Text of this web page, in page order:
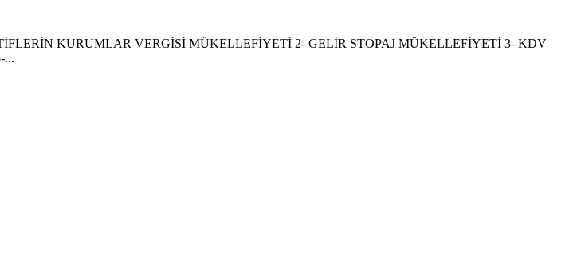
KURUMLAR VERGİSİ MÜKELLEFİYETİ 2- GELİR STOPAJ MÜKELLEFİYETİ 3- KDV
...